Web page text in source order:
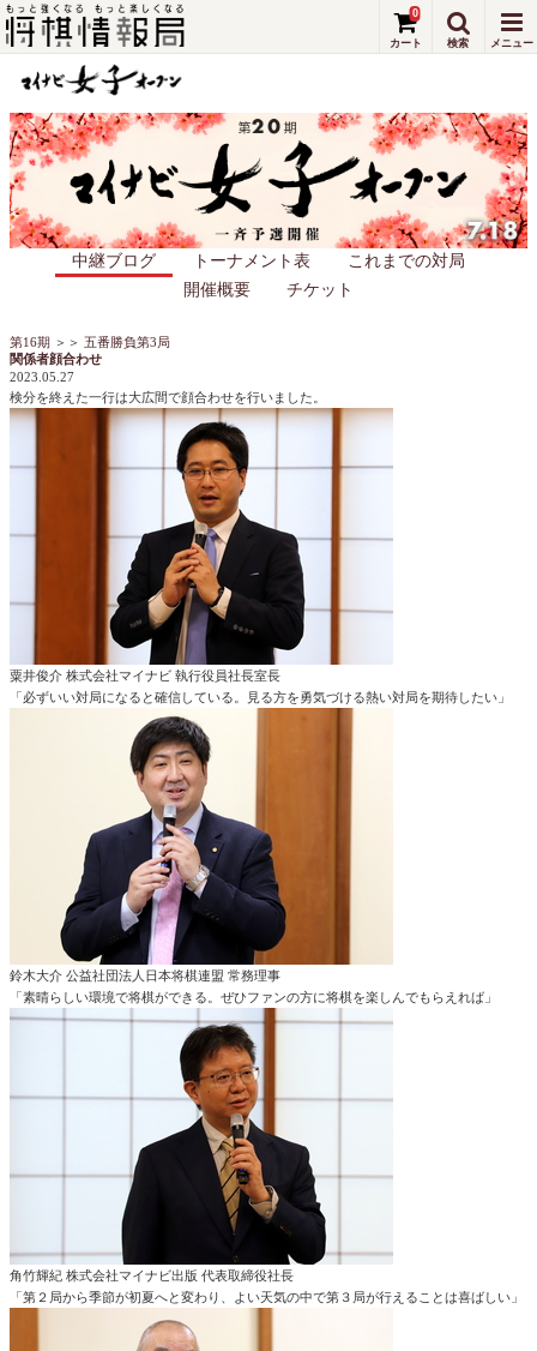
中継ブログ トーナメント表
これまでの対局
開催概要
チケット
0
第16期 ＞＞ 五番勝負第3局
関係者顔合わせ
2023.05.27
検分を終えた一行は大広間で顔合わせを行いました。
粟井俊介 株式会社マイナビ 執行役員社長室長
「必ずいい対局になると確信している。見る方を勇気づける熱い対局を期待したい」
鈴木大介 公益社団法人日本将棋連盟 常務理事
「素晴らしい環境で将棋ができる。ぜひファンの方に将棋を楽しんでもらえれば」
角竹輝紀 株式会社マイナビ出版 代表取締役社長
「第２局から季節が初夏へと変わり、よい天気の中で第３局が行えることは喜ばしい」